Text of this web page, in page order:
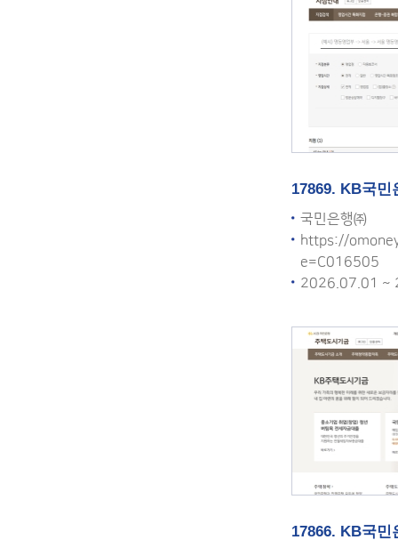
17869. KB국민
국민은행㈜
https://
e=C016505
2026.07.01
17866. KB국민